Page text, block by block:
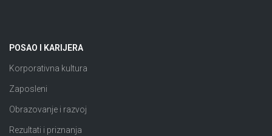
POSAO I KARIJERA
Korporativna kultura
Zaposleni
Obrazovanje i razvoj
Rezultati i priznanja